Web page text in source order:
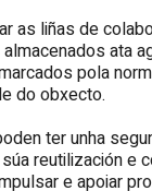
as liñas de
ata
pola
do obxecto.
ter unha
reutilización e
e apoiar